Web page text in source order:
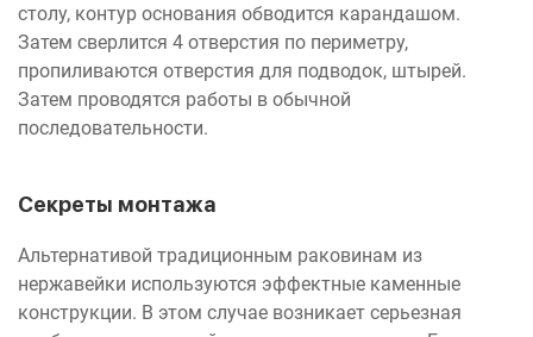
столу, контур основания обводится карандашом.
Затем сверлится 4 отверстия по периметру,
пропиливаются отверстия для подводок, штырей.
Затем проводятся работы в обычной
последовательности.
Секреты монтажа
Альтернативой традиционным раковинам из
нержавейки используются эффектные каменные
конструкции. В этом случае возникает серьезная